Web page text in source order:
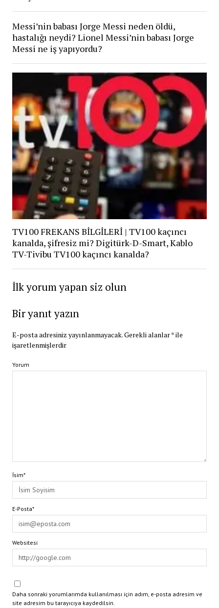
Messi’nin babası Jorge Messi neden öldü,
hastalığı neydi? Lionel Messi’nin babası Jorge
Messi ne iş yapıyordu?
TV100 FREKANS BİLGİLERİ | TV100 kaçıncı
kanalda, şifresiz mi? Digitürk-D-Smart, Kablo
TV-Tivibu TV100 kaçıncı kanalda?
İlk yorum yapan siz olun
Bir yanıt yazın
E-posta adresiniz yayınlanmayacak.Gerekli alanlar*ile
işaretlenmişlerdir
Yorum
İsim*
E-Posta*
Websitesi
Daha sonraki yorumlarımda kullanılması için adım, e-posta adresim ve
site adresim bu tarayıcıya kaydedilsin.